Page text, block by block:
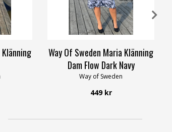
Way Of Sweden Maria Klänning
Dam Flow Dark Navy
Way of Sweden
449 kr